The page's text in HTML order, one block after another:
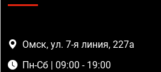
Омск, ул. 7-я линия, 227а
Пн-Сб | 09:00 - 19:00